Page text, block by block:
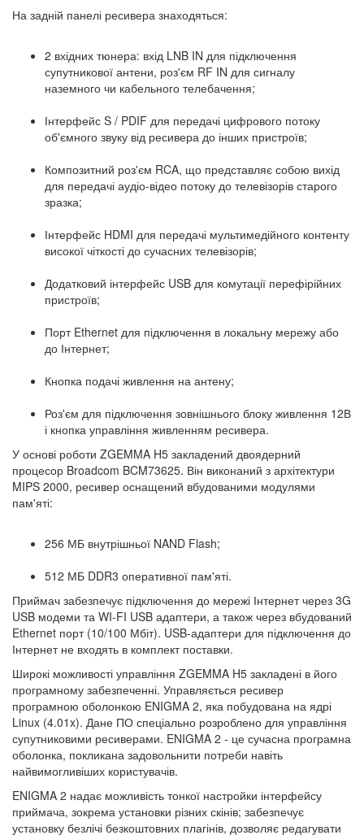
На задній панелі ресивера знаходяться:
2 вхідних тюнера: вхід LNB IN для підключення
супутникової антени, роз'єм RF IN для сигналу
наземного чи кабельного телебачення;
Інтерфейс S / PDIF для передачі цифрового потоку
об'ємного звуку від ресивера до інших пристроїв;
Композитний роз'єм RCA, що представляє собою вихід
для передачі аудіо-відео потоку до телевізорів старого
зразка;
Інтерфейс HDMI для передачі мультимедійного контенту
високої чіткості до сучасних телевізорів;
Додатковий інтерфейс USB для комутації перефірійних
пристроїв;
Порт Ethernet для підключення в локальну мережу або
до Інтернет;
Кнопка подачі живлення на антену;
Роз'єм для підключення зовнішнього блоку живлення 12В
і кнопка управління живленням ресивера.
У основі роботи ZGEMMA H5 закладений двоядерний
процесор Broadcom BCM73625. Він виконаний з архітектури
MIPS 2000, ресивер оснащений вбудованими модулями
пам'яті:
256 МБ внутрішньої NAND Flash;
512 МБ DDR3 оперативної пам'яті.
Приймач забезпечує підключення до мережі Інтернет через 3G
USB модеми та WI-FI USB адаптери, а також через вбудований
Ethernet порт (10/100 Мбіт). USB-адаптери для підключення до
Інтернет не входять в комплект поставки.
Широкі можливості управління ZGEMMA H5 закладені в його
програмному забезпеченні. Управляється ресивер
програмною оболонкою ENIGMA 2, яка побудована на ядрі
Linux (4.01x). Дане ПО спеціально розроблено для управління
супутниковими ресиверами. ENIGMA 2 - це сучасна програмна
оболонка, покликана задовольнити потреби навіть
найвимогливіших користувачів.
ENIGMA 2 надає можливість тонкої настройки інтерфейсу
приймача, зокрема установки різних скінів; забезпечує
установку безлічі безкоштовних плагінів, дозволяє редагувати